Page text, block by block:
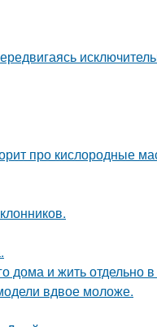
про кислородные
дома и жить отдельно в
вдвое моложе.